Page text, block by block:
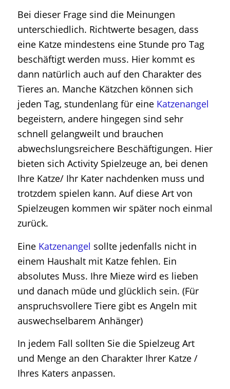
Bei dieser Frage sind die Meinungen
unterschiedlich. Richtwerte besagen, dass
eine Katze mindestens eine Stunde pro Tag
beschäftigt werden muss. Hier kommt es
dann natürlich auch auf den Charakter des
Tieres an. Manche Kätzchen können sich
jeden Tag, stundenlang für eine Katzenangel
begeistern, andere hingegen sind sehr
schnell gelangweilt und brauchen
abwechslungsreichere Beschäftigungen. Hier
bieten sich Activity Spielzeuge an, bei denen
Ihre Katze/ Ihr Kater nachdenken muss und
trotzdem spielen kann. Auf diese Art von
Spielzeugen kommen wir später noch einmal
zurück.
Eine Katzenangel sollte jedenfalls nicht in
einem Haushalt mit Katze fehlen. Ein
absolutes Muss. Ihre Mieze wird es lieben
und danach müde und glücklich sein. (Für
anspruchsvollere Tiere gibt es Angeln mit
auswechselbarem Anhänger)
In jedem Fall sollten Sie die Spielzeug Art
und Menge an den Charakter Ihrer Katze /
Ihres Katers anpassen.